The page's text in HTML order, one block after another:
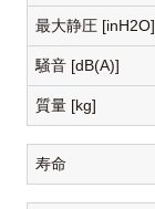
最大静圧 [inH2O]
騒音 [dB(A)]
質量 [kg]
寿命